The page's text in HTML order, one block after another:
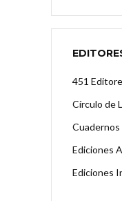
451
Círculo de
Ediciones
Ediciones